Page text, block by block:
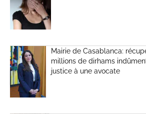
Mairie de Casablanca:
millions de dirhams
justice à une avocate